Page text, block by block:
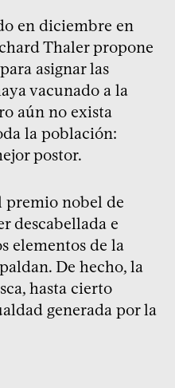
en diciembre en
Thaler propone
asignar las
vacunado a la
aún no exista
la población:
postor.
premio nobel de
descabellada e
elementos de la
De hecho, la
hasta cierto
generada por la